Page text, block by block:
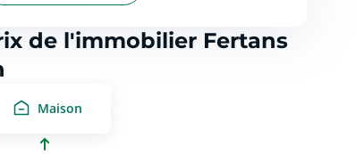
de l'immobilier Fertans
Maison